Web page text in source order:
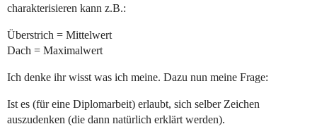
charakterisieren kann z.B.:
Überstrich = Mittelwert
Dach = Maximalwert
Ich denke ihr wisst was ich meine. Dazu nun meine Frage:
Ist es (für eine Diplomarbeit) erlaubt, sich selber Zeichen
auszudenken (die dann natürlich erklärt werden).